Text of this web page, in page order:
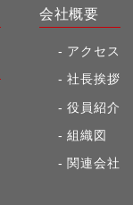
会社概要
アクセス
社長挨拶
役員紹介
組織図
関連会社